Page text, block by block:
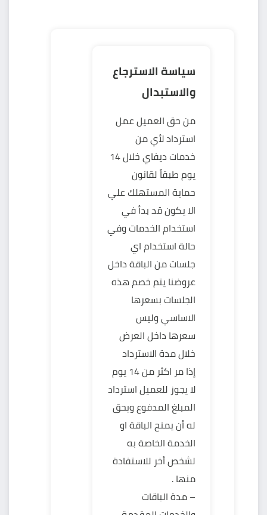
سياسة الاسترجاع
والاستبدال
من حق العميل عمل
استرداد لأي من
خدمات ديفاي خلال 14
يوم طبقاً لقانون
حماية المستهلك علي
الا يكون قد بدأ في
استخدام الخدمات وفي
حالة استخدام اي
جلسات من الباقة داخل
عروضنا يتم خصم هذه
الجلسات بسعرها
الاساسي وليس
سعرها داخل العرض
خلال مدة الاسترداد
إذا مر اكثر من 14 يوم
لا يجوز للعميل استرداد
المبلغ المدفوع ويحق
له أن يمنح الباقة او
الخدمة الخاصة به
لشخص أخر للاستفادة
منها .
– مدة الباقات